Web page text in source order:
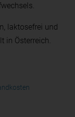
laktosefrei und
in Österreich.